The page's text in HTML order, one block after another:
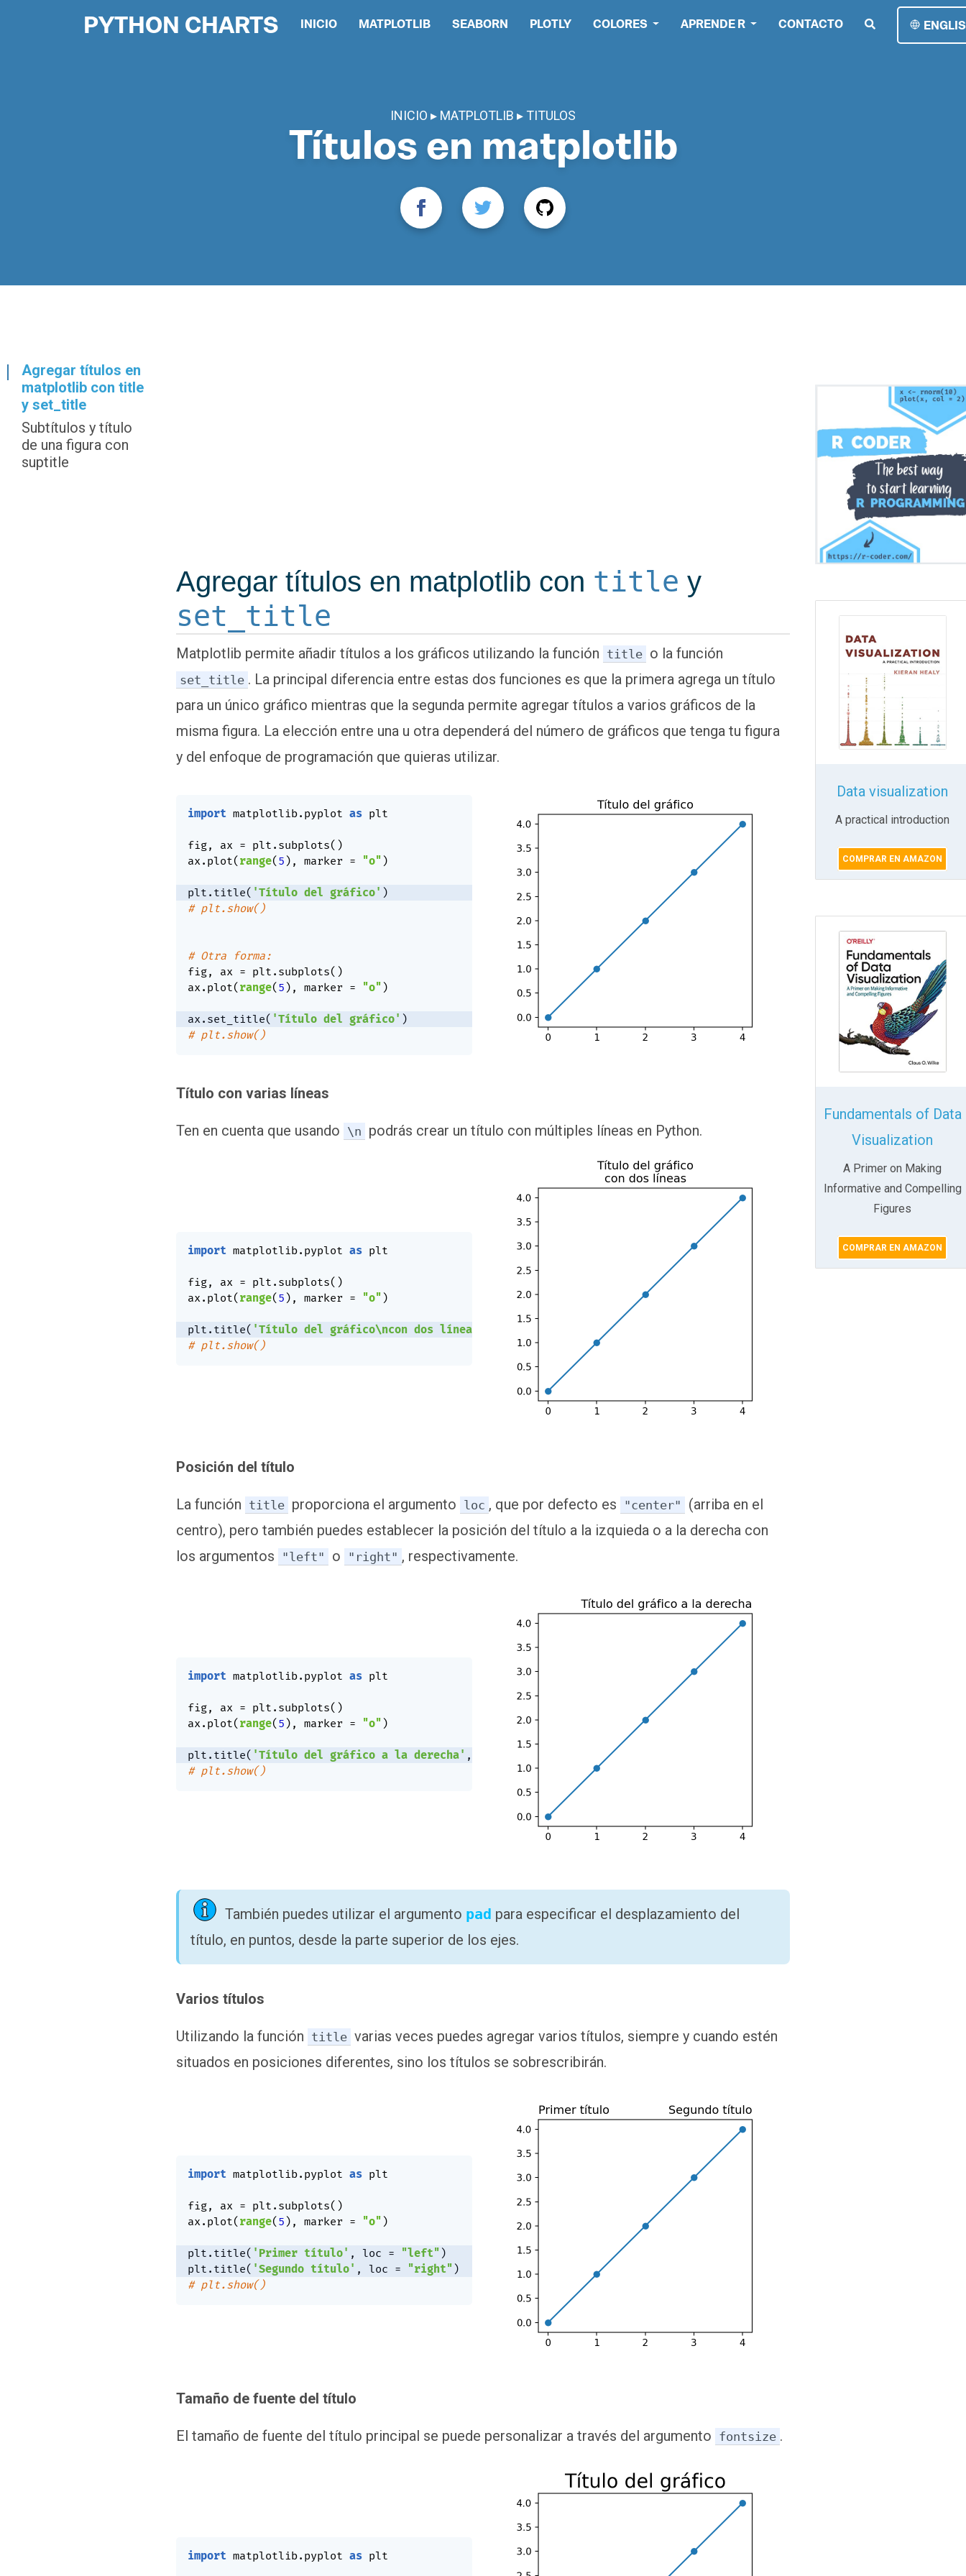
PYTHON CHARTS INICIO MATPLOTLIB SEABORN PLOTLY COLORES APRENDE R CONTACTO
INICIO MATPLOTLIB TITULOS
Títulos en matplotlib
Agregar títulos en
matplotlib con title
y set_title
Subtítulos y título
de una figura con
suptitle
Agregar títulos en matplotlib con title y
set_title
Matplotlib permite añadir títulos a los gráficos utilizando la función title o la función
set_title . La principal diferencia entre estas dos funciones es que la primera agrega un título
para un único gráfico mientras que la segunda permite agregar títulos a varios gráficos de la
misma figura. La elección entre una u otra dependerá del número de gráficos que tenga tu figura
y del enfoque de programación que quieras utilizar.
import matplotlib. pyplot as plt
fig, ax = plt . subplots( )
ax. plot( range( 5 ) , marker = "o" )
plt . title( 'Título del gráfico' )
# plt.show()
# Otra forma:
fig, ax = plt . subplots( )
ax. plot( range( 5 ) , marker = "o" )
ax . set_title( 'Título del gráfico' )
# plt.show()
Título con varias líneas
Ten en cuenta que usando \n podrás crear un título con múltiples líneas en Python.
import matplotlib. pyplot as plt
fig, ax = plt . subplots( )
ax. plot( range( 5 ) , marker = "o" )
plt . title( 'Título del gráfico\ncon dos líneas'
# plt.show()
Posición del título
La función title proporciona el argumento loc , que por defecto es "center"
(arriba en el
centro), pero también puedes establecer la posición del título a la izquieda o a la derecha con
los argumentos
"left" o "right" , respectivamente.
import matplotlib. pyplot as plt
fig, ax = plt . subplots( )
ax. plot( range( 5 ) , marker = "o" )
plt . title( 'Título del gráfico a la derecha' ,
# plt.show()
También puedes utilizar el argumento pad para especificar el desplazamiento del
título, en puntos, desde la parte superior de los ejes.
Varios títulos
Utilizando la función title varias veces puedes agregar varios títulos, siempre y cuando estén
situados en posiciones diferentes, sino los títulos se sobrescribirán.
import matplotlib. pyplot as plt
fig, ax = plt . subplots( )
ax. plot( range( 5 ) , marker = "o" )
plt . title( 'Primer título' , loc = "left" )
plt . title( 'Segundo título' , loc = "right" )
# plt.show()
Tamaño de fuente del título
El tamaño de fuente del título principal se puede personalizar a través del argumento fontsize .
import matplotlib. pyplot as plt
Data visualization
A practical introduction
COMPRAR EN AMAZON
Fundamentals of Data
Visualization
A Primer on Making
Informative and Compelling
Figures
COMPRAR EN AMAZON